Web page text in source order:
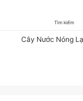
Tìm kiếm
Cây Nước Nóng